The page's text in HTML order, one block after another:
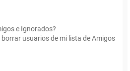
e Ignorados?
usuarios de mi lista de Amigos